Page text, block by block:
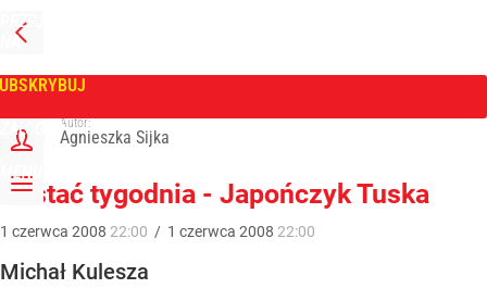
PRZEJDŹ
NA
GŁÓWNĄ
ZALOGUJ
MENU
Tygodnik Wprost
Autor:
Agnieszka Sijka
Postać tygodnia - Japończyk Tuska
1 czerwca 2008 22:00 / 1 czerwca 2008 22:00
Michał Kulesza